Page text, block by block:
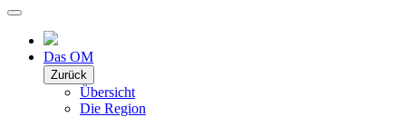
Das OM
Zurück
Übersicht
Die Region